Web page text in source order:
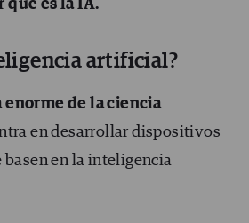
es la IA.
artificial?
enorme de la ciencia
en desarrollar dispositivos
en la inteligencia